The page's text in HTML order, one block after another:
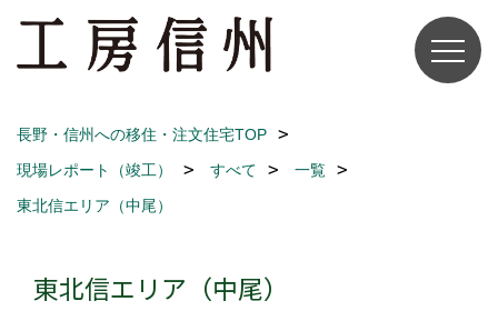
長野・信州への移住・注文住宅TOP
現場レポート（竣工）
すべて
一覧
東北信エリア（中尾）
東北信エリア（中尾）